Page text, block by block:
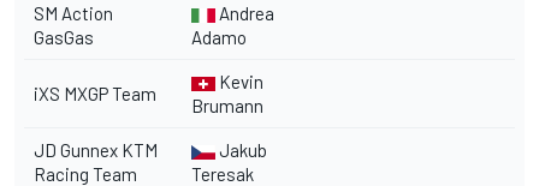
SM Action
GasGas
Andrea
Adamo
iXS MXGP Team
Kevin
Brumann
JD Gunnex KTM
Racing Team
Jakub
Teresak